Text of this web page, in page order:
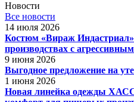
Новости
Все новости
14 июля 2026
Костюм «Вираж Индастриал»:
производствах с
9 июня 2026
Выгодное предложение на
1 июня 2026
Новая линейка одежды